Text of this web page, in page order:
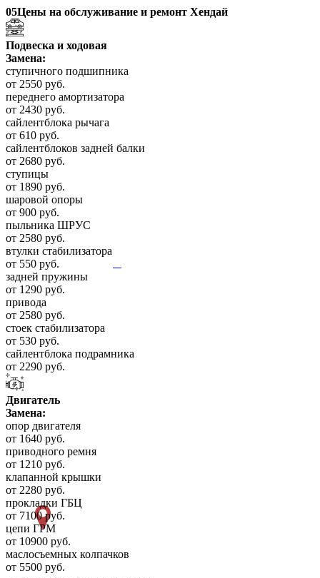
05Цены на обслуживание и ремонт Хендай
Подвеска и ходовая
Замена:
ступичного подшипника
от 2550 руб.
переднего амортизатора
от 2430 руб.
сайлентблока рычага
от 610 руб.
сайлентблоков задней балки
от 2680 руб.
ступицы
от 1890 руб.
шаровой опоры
от 900 руб.
пыльника ШРУС
от 2580 руб.
втулки стабилизатора
от 550 руб.
задней пружины
от 1290 руб.
привода
от 2580 руб.
стоек стабилизатора
от 530 руб.
сайлентблока подрамника
от 2290 руб.
Двигатель
Замена:
опор двигателя
от 1640 руб.
приводного ремня
от 1210 руб.
клапанной крышки
от 2280 руб.
прокладки ГБЦ
от 7100 руб.
цепи ГРМ
от 10900 руб.
маслосъемных колпачков
от 5500 руб.